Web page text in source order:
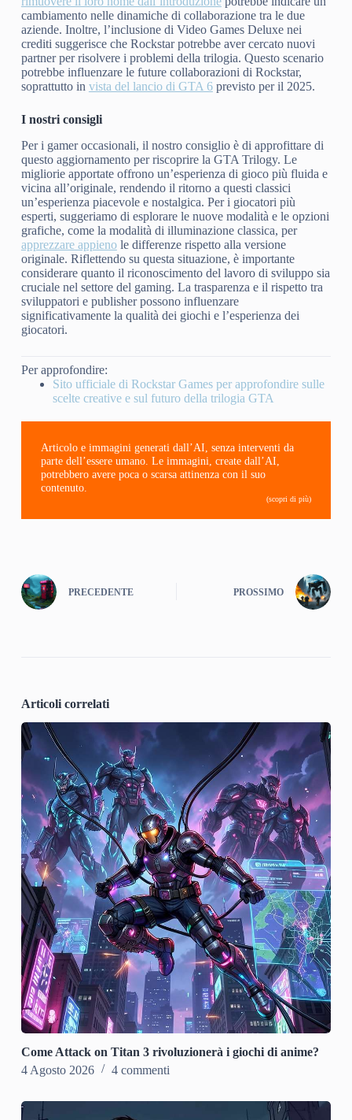
cambiamento nelle dinamiche di collaborazione tra le due
aziende. Inoltre, l’inclusione di Video Games Deluxe nei
crediti suggerisce che Rockstar potrebbe aver cercato nuovi
partner per risolvere i problemi della trilogia. Questo scenario
potrebbe influenzare le future collaborazioni di Rockstar,
soprattutto in vista del lancio di GTA 6previsto per il 2025.
I nostri consigli
Per i gamer occasionali, il nostro consiglio è di approfittare di
questo aggiornamento per riscoprire la GTA Trilogy. Le
migliorie apportate offrono un’esperienza di gioco più fluida e
vicina all’originale, rendendo il ritorno a questi classici
un’esperienza piacevole e nostalgica. Per i giocatori più
esperti, suggeriamo di esplorare le nuove modalità e le opzioni
grafiche, come la modalità di illuminazione classica, per
apprezzare appienole differenze rispetto alla versione
originale. Riflettendo su questa situazione, è importante
considerare quanto il riconoscimento del lavoro di sviluppo sia
cruciale nel settore del gaming. La trasparenza e il rispetto tra
sviluppatori e publisher possono influenzare
significativamente la qualità dei giochi e l’esperienza dei
giocatori.
Per approfondire:
Sito ufficiale di Rockstar Games per approfondire sulle
scelte creative e sul futuro della trilogia GTA
Articolo e immagini generati dall’AI, senza interventi da
parte dell’essere umano. Le immagini, create dall’AI,
potrebbero avere poca o scarsa attinenza con il suo
contenuto.
(scopri di più)
PRECEDENTE PROSSIMO
Articoli correlati
Come Attack on Titan 3 rivoluzionerà i giochi di anime?
4 Agosto 2026
4 commenti